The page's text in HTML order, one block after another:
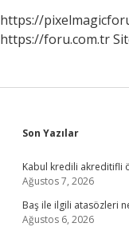
https://
https://foru.com.tr
Sidebar
Son Yazılar
Kabul kredili akreditifli
Ağustos 7, 2026
Baş ile ilgili atasözleri
Ağustos 6, 2026